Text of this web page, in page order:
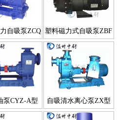
自吸泵ZCQ
型
塑料磁力式自吸泵ZBF
型
泵CYZ-A型 自吸清水离心泵ZX型